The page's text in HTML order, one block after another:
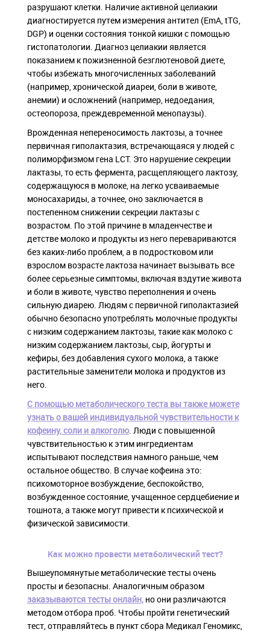
разрушают клетки. Наличие активной целиакии
диагностируется путем измерения антител (EmA, tTG,
DGP) и оценки состояния тонкой кишки с помощью
гистопатологии. Диагноз целиакии является
показанием к пожизненной безглютеновой диете,
чтобы избежать многочисленных заболеваний
(например, хронической диареи, боли в животе,
анемии) и осложнений (например, недоедания,
остеопороза, преждевременной менопаузы).
Врожденная непереносимость лактозы, а точнее
первичная гиполактазия, встречающаяся у людей с
полиморфизмом гена LCT. Это нарушение секреции
лактазы, то есть фермента, расщепляющего лактозу,
содержащуюся в молоке, на легко усваиваемые
моносахариды, а точнее, оно заключается в
постепенном снижении секреции лактазы с
возрастом. По этой причине в младенчестве и
детстве молоко и продукты из него перевариваются
без каких-либо проблем, а в подростковом или
взрослом возрасте лактоза начинает вызывать все
более серьезные симптомы, включая вздутие живота
и боли в животе, чувство переполнения и очень
сильную диарею. Людям с первичной гиполактазией
обычно безопасно употреблять молочные продукты
с низким содержанием лактозы, такие как молоко с
низким содержанием лактозы, сыр, йогурты и
кефиры, без добавления сухого молока, а также
растительные заменители молока и продуктов из
него.
С помощью метаболического теста вы также можете
узнать о вашей индивидуальной чувствительности к
кофеину, соли и алкоголю. Люди с повышенной
чувствительностью к этим ингредиентам
испытывают последствия намного раньше, чем
остальное общество. В случае кофеина это:
психомоторное возбуждение, беспокойство,
возбужденное состояние, учащенное сердцебиение и
тошнота, а также могут привести к психической и
физической зависимости.
Как можно провести метаболический тест?
Вышеупомянутые метаболические тесты очень
просты и безопасны. Аналогичным образом
заказываются тесты онлайн, но они различаются
методом отбора проб. Чтобы пройти генетический
тест, отправляйтесь в пункт сбора Медикал Геномикс,